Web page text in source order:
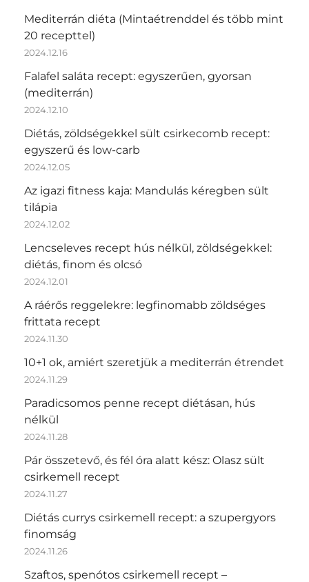
Mediterrán diéta (Mintaétrenddel és több mint
20 recepttel)
2024.12.16
Falafel saláta recept: egyszerűen, gyorsan
(mediterrán)
2024.12.10
Diétás, zöldségekkel sült csirkecomb recept:
egyszerű és low-carb
2024.12.05
Az igazi fitness kaja: Mandulás kéregben sült
tilápia
2024.12.02
Lencseleves recept hús nélkül, zöldségekkel:
diétás, finom és olcsó
2024.12.01
A ráérős reggelekre: legfinomabb zöldséges
frittata recept
2024.11.30
10+1 ok, amiért szeretjük a mediterrán étrendet
2024.11.29
Paradicsomos penne recept diétásan, hús
nélkül
2024.11.28
Pár összetevő, és fél óra alatt kész: Olasz sült
csirkemell recept
2024.11.27
Diétás currys csirkemell recept: a szupergyors
finomság
2024.11.26
Szaftos, spenótos csirkemell recept –